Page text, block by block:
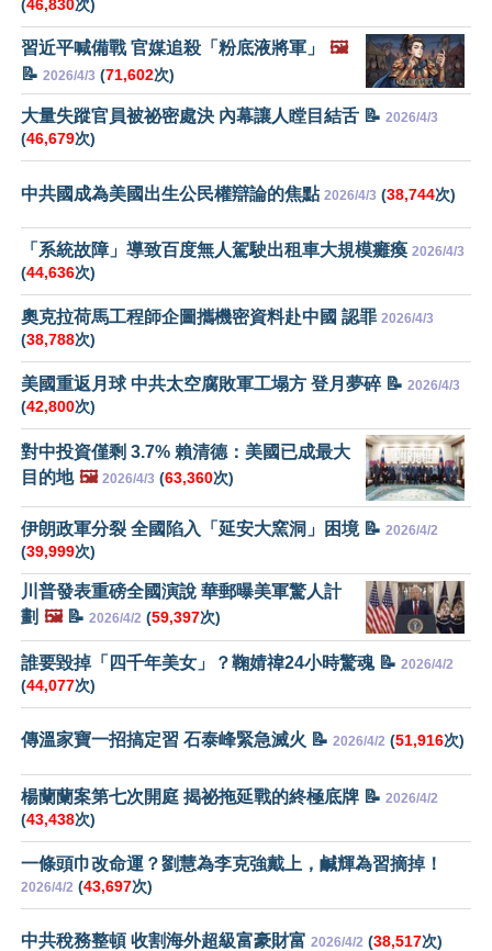
(46,830次)
習近平喊備戰 官媒追殺「粉底液將軍」
🖼️
📝 2026/4/3 (71,602次)
大量失蹤官員被祕密處決 內幕讓人瞠目結舌 📝 2026/4/3
(46,679次)
中共國成為美國出生公民權辯論的焦點 2026/4/3 (38,744次)
「系統故障」導致百度無人駕駛出租車大規模癱瘓 2026/4/3
(44,636次)
奧克拉荷馬工程師企圖攜機密資料赴中國 認罪 2026/4/3
(38,788次)
美國重返月球 中共太空腐敗軍工塌方 登月夢碎 📝 2026/4/3
(42,800次)
對中投資僅剩 3.7% 賴清德：美國已成最大
目的地 🖼️ 2026/4/3 (63,360次)
伊朗政軍分裂 全國陷入「延安大窯洞」困境 📝 2026/4/2
(39,999次)
川普發表重磅全國演說 華郵曝美軍驚人計
劃 🖼️📝 2026/4/2 (59,397次)
誰要毀掉「四千年美女」？鞠婧禕24小時驚魂 📝 2026/4/2
(44,077次)
傳溫家寶一招搞定習 石泰峰緊急滅火 📝 2026/4/2 (51,916次)
楊蘭蘭案第七次開庭 揭祕拖延戰的終極底牌 📝 2026/4/2
(43,438次)
一條頭巾改命運？劉慧為李克強戴上，鹹輝為習摘掉！
2026/4/2 (43,697次)
中共稅務整頓 收割海外超級富豪財富 2026/4/2 (38,517次)